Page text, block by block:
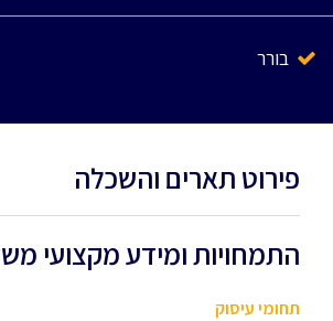
בורר
פירוט תארים והשכלה
התמחויות ומידע מקצועי
תחומי עיסוק